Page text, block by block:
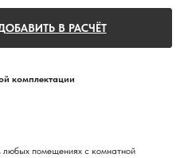
В РАСЧЁТ
комплектации
помещениях с комнатной